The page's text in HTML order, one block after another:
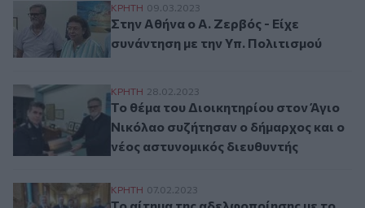
Στην Αθήνα ο Α. Ζερβός - Είχε συνάντηση
ΚΡΗΤΗ 09.03.2023
Στην Αθήνα ο Α. Ζερβός - Είχε
συνάντηση με την Υπ. Πολιτισμού
Το θέμα του Διοικητηρίου στον Άγιο
ΚΡΗΤΗ 28.02.2023
Το θέμα του Διοικητηρίου στον Άγιο
Νικόλαο συζήτησαν ο δήμαρχος και ο
νέος αστυνομικός διευθυντής
Το αίτημα της αδελφοποίησης με το
ΚΡΗΤΗ 07.02.2023